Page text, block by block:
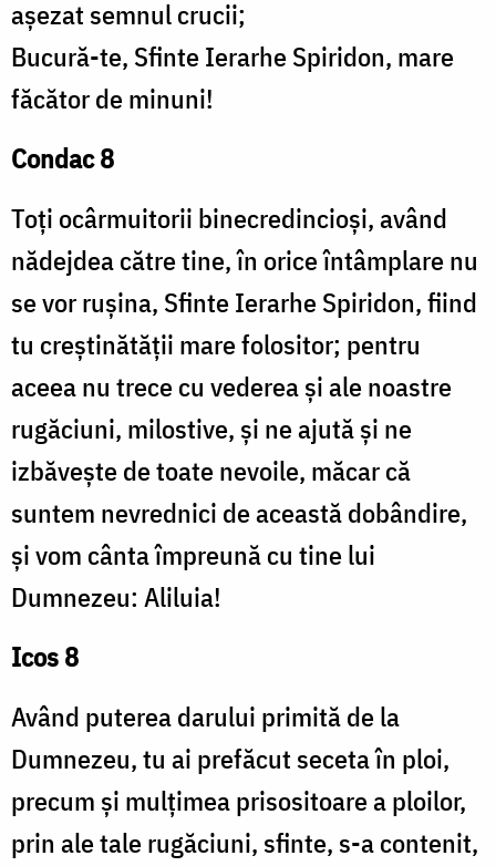
așezat semnul crucii;
Bucură-te, Sfinte Ierarhe Spiridon, mare
făcător de minuni!
Condac 8
Toți ocârmuitorii binecredincioși, având
nădejdea către tine, în orice întâmplare nu
se vor rușina, Sfinte Ierarhe Spi­ridon, fiind
tu creștinătății mare folositor; pentru
aceea nu trece cu vederea și ale noastre
rugăciuni, milostive, și ne ajută și ne
izbăvește de toate nevoile, măcar că
suntem nevrednici de această dobândire,
și vom cânta împreună cu tine lui
Dumnezeu: Aliluia!
Icos 8
Având puterea darului primită de la
Dumnezeu, tu ai prefăcut seceta în ploi,
precum și mulțimea prisositoare a ploilor,
prin ale tale rugăciuni, sfinte, s-a contenit,